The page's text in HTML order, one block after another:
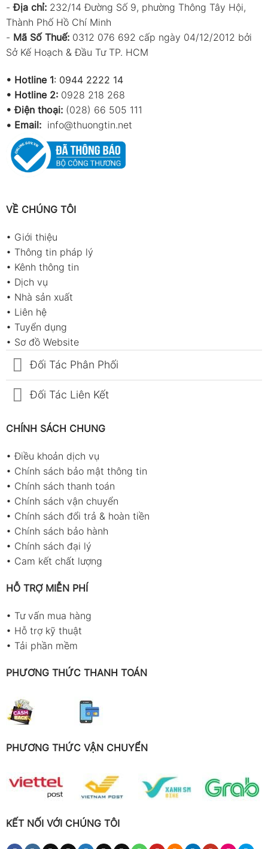
-Địa chỉ: 232/14 Đường Số 9, phường Thông Tây Hội,
Thành Phố Hồ Chí Minh
- Mã Số Thuế: 0312 076 692 cấp ngày 04/12/2012 bởi
Sở Kế Hoạch & Đầu Tư TP. HCM
• Hotline 1: 0944 2222 14
• Hotline 2: 0928 218 268
• Điện thoại: (028) 66 505 111
• Email: info@thuongtin.net
VỀ CHÚNG TÔI
• Giới thiệu
• Thông tin pháp lý
• Kênh thông tin
• Dịch vụ
• Nhà sản xuất
• Liên hệ
• Tuyển dụng
• Sơ đồ Website
Đối Tác Phân Phối
Đối Tác Liên Kết
CHÍNH SÁCH CHUNG
•Điều khoản dịch vụ
• Chính sách bảo mật thông tin
• Chính sách thanh toán
• Chính sách vận chuyển
• Chính sách đổi trả & hoàn tiền
• Chính sách bảo hành
• Chính sách đại lý
• Cam kết chất lượng
HỖ TRỢ MIỄN PHÍ
• Tư vấn mua hàng
• Hỗ trợ kỹ thuật
• Tải phần mềm
PHƯƠNG THỨC THANH TOÁN
PHƯƠNG THỨC VẬN CHUYỂN
KẾT NỐI VỚI CHÚNG TÔI